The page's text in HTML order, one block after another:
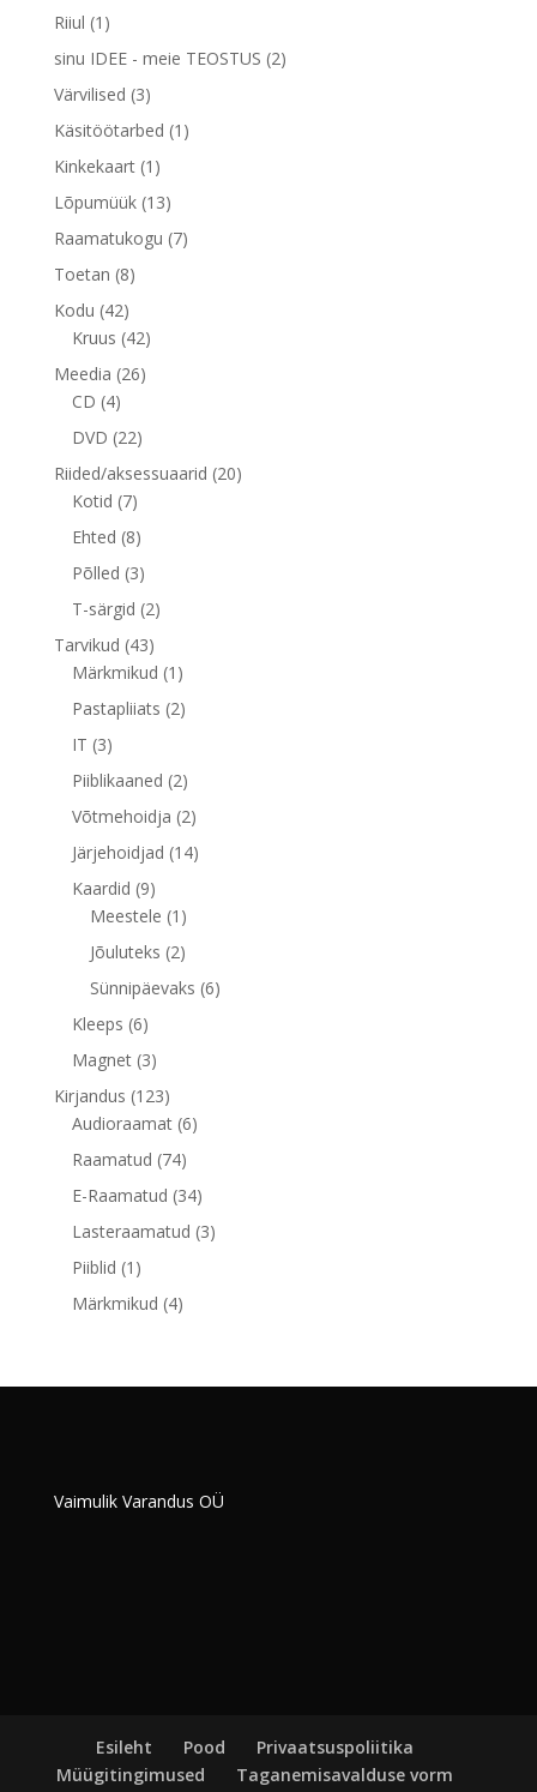
Riiul 1 1
toode
sinu IDEE - meie TEOSTUS 22
Värvilised 33
toodet
Käsitöötarbed 1 1
Kinkekaart 1 1
toode
Lõpumüük 1313
toodet
Raamatukogu 77
Toetan 88
Kodu 4242
toodet
Kruus 4242
toodet
Meedia 2626
CD 44
toodet
DVD 2222
Riided/aksessuaarid 2020
Kotid 77
toodet
Ehted 88
toodet
Põlled 33
toodet
T-särgid 22
Tarvikud 4343
toodet
Märkmikud 1 1
toode
Pastapliiats 22
IT 33
toodet
Piiblikaaned 22
toodet
Võtmehoidja 22
toodet
Järjehoidjad 1414
Kaardid 99
toodet
Meestele 1 1
toode
Jõuluteks 22
toodet
Sünnipäevaks 66
Kleeps 66
toodet
Magnet 33
toodet
Kirjandus 123123
toodet
Audioraamat 66
Raamatud 7474
toodet
E-Raamatud 3434
toodet
Lasteraamatud 33
Piiblid 1 1
toode
Märkmikud 44
Vaimulik Varandus OÜ
Esileht Pood
Privaatsuspoliitika
Müügitingimused
Taganemisavalduse vorm